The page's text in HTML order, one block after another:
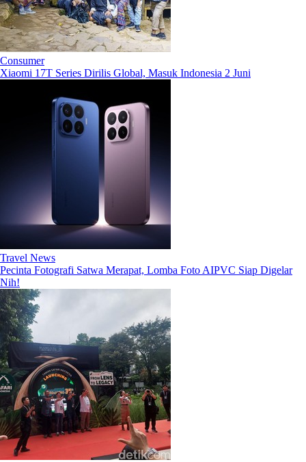
Consumer
Xiaomi 17T Series Dirilis Global, Masuk Indonesia 2 Juni
Travel News
Pecinta Fotografi Satwa Merapat, Lomba Foto AIPVC Siap Digelar
Nih!